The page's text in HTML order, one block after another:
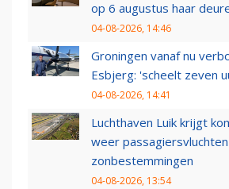
op 6 augustus haar
04-08-2026, 14:46
Groningen vanaf nu
Esbjerg: 'scheelt zeven
04-08-2026, 14:41
Luchthaven Luik krijgt
weer
zonbestemmingen
04-08-2026, 13:54